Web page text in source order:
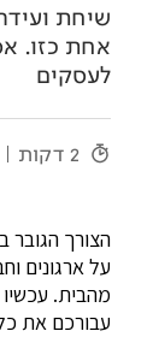
שיחת
אחת כזו.
לעסקים
2 דקות
הצורך
על ארגונים
מהבית.
עבורכם את